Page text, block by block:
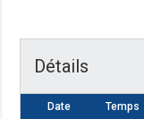
Détails
Date Temps